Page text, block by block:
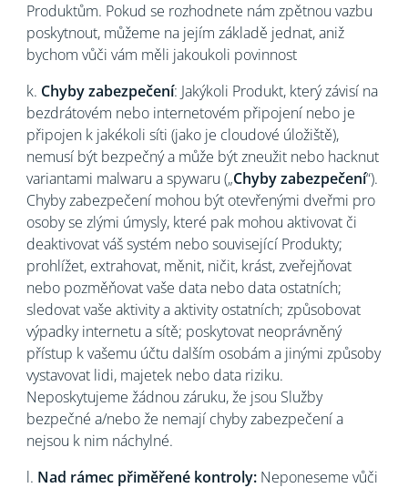
Produktům. Pokud se rozhodnete nám zpětnou vazbu
poskytnout, můžeme na jejím základě jednat, aniž
bychom vůči vám měli jakoukoli povinnost
k. Chyby zabezpečení: Jakýkoli Produkt, který závisí na
bezdrátovém nebo internetovém připojení nebo je
připojen k jakékoli síti (jako je cloudové úložiště),
nemusí být bezpečný a může být zneužit nebo hacknut
variantami malwaru a spywaru („Chyby zabezpečení“).
Chyby zabezpečení mohou být otevřenými dveřmi pro
osoby se zlými úmysly, které pak mohou aktivovat či
deaktivovat váš systém nebo související Produkty;
prohlížet, extrahovat, měnit, ničit, krást, zveřejňovat
nebo pozměňovat vaše data nebo data ostatních;
sledovat vaše aktivity a aktivity ostatních; způsobovat
výpadky internetu a sítě; poskytovat neoprávněný
přístup k vašemu účtu dalším osobám a jinými způsoby
vystavovat lidi, majetek nebo data riziku.
Neposkytujeme žádnou záruku, že jsou Služby
bezpečné a/nebo že nemají chyby zabezpečení a
nejsou k nim náchylné.
l. Nad rámec přiměřené kontroly: Neponeseme vůči